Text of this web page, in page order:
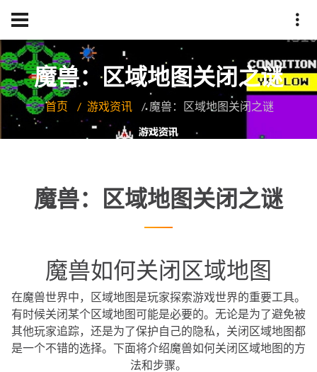
魔兽：区域地图关闭之谜
首页 游戏资讯 魔兽：区域地图关闭之谜
魔兽：区域地图关闭之谜
魔兽如何关闭区域地图
在魔兽世界中，区域地图是玩家探索游戏世界的重要工具。
有时候关闭某个区域地图可能是必要的。无论是为了避免被
其他玩家追踪，还是为了保护自己的隐私，关闭区域地图都
是一个不错的选择。下面将介绍魔兽如何关闭区域地图的方
法和步骤。